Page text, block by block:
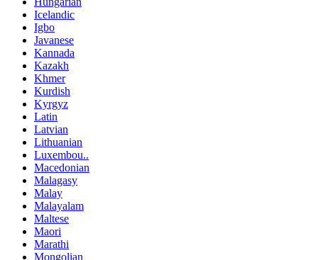
Icelandic
Igbo
Javanese
Kannada
Kazakh
Khmer
Kurdish
Kyrgyz
Latin
Latvian
Lithuanian
Luxembou..
Macedonian
Malagasy
Malay
Malayalam
Maltese
Maori
Marathi
Mongolian